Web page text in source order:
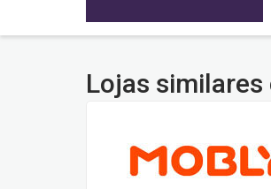
Lojas